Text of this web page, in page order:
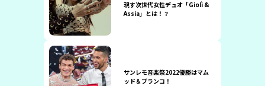
現す次世代女性デュオ「Giolì &
Assia」とは！？
サンレモ音楽祭2022優勝はマム
ッド＆ブランコ！